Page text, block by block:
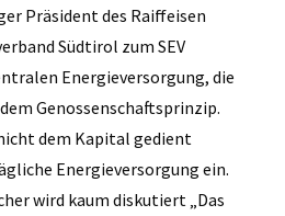
Präsident des Raiffeisen
Südtirol zum SEV
Energieversorgung, die
Genossenschaftsprinzip.
dem Kapital gedient
Energieversorgung ein.
wird kaum diskutiert „Das